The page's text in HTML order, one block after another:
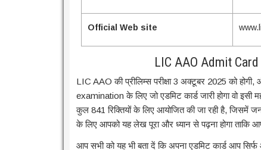
Official Web site
LIC AAO Admit
LIC AAO की प्रीलिम्स परीक्षा 3 अक्टूबर 2025 को
examination के लिए जो एडमिट कार्ड जारी होगा वो इसी
कुल 841 रिक्तियों के लिए आयोजित की जा रही है, जिसमें
के लिए आपको यह लेख पूरा और ध्यान से पढ़ना होगा
आप सभी को यह भी बता दें कि अपना एडमिट कार्ड आप